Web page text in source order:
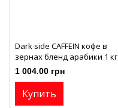
Dark side CAFFEIN кофе в
зернах бленд арабики 1 кг
1 004.00 грн
Купить